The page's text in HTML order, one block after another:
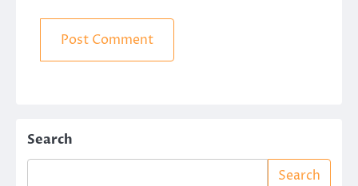
Search
Search